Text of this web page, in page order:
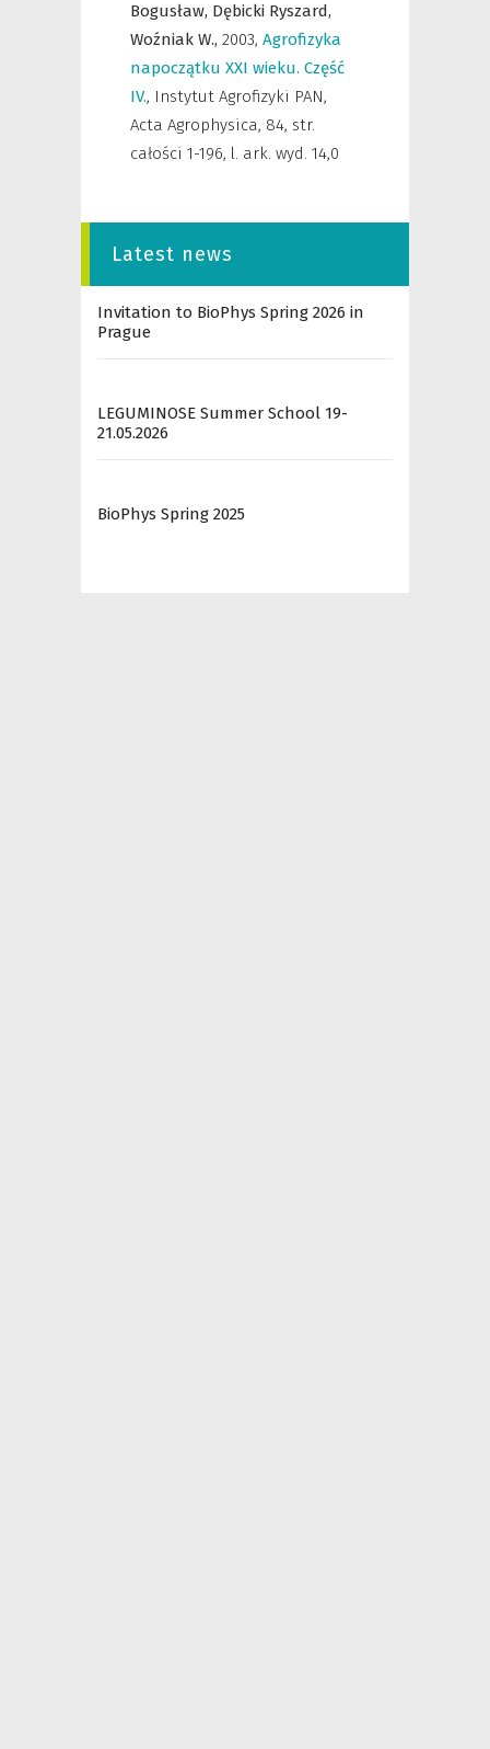
Bogusław, Dębicki Ryszard,
Woźniak W., 2003, Agrofizyka
napoczątku XXI wieku. Część
IV., Instytut Agrofizyki PAN,
Acta Agrophysica, 84, str.
całości 1-196, l. ark. wyd. 14,0
Latest news
Invitation to BioPhys Spring 2026 in
Prague
LEGUMINOSE Summer School 19-
21.05.2026
BioPhys Spring 2025